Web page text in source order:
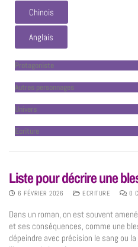
Chinois
Anglais
Protagoniste
Autres personnages
Univers
Ecriture
Liste pour décrire une
6 FÉVRIER 2026 ECRITURE 0
Dans un roman, on est souvent
et ses conséquences, comme une
dépeindre avec précision le sang ou